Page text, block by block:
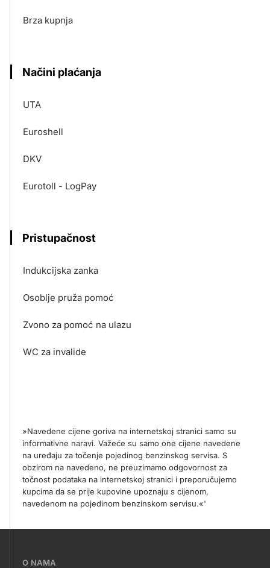
Brza kupnja
Načini plaćanja
UTA
Euroshell
DKV
Eurotoll - LogPay
Pristupačnost
Indukcijska zanka
Osoblje pruža pomoć
Zvono za pomoć na ulazu
WC za invalide
»Navedene cijene goriva na internetskoj stranici samo su
informativne naravi. Važeće su samo one cijene navedene
na uređaju za točenje pojedinog benzinskog servisa. S
obzirom na navedeno, ne preuzimamo odgovornost za
točnost podataka na internetskoj stranici i preporučujemo
kupcima da se prije kupovine upoznaju s cijenom,
navedenom na pojedinom benzinskom servisu.«'
???O NAMA